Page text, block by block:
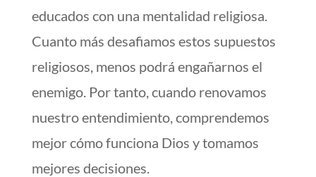
educados con una mentalidad religiosa.
Cuanto más desafiamos estos supuestos
religiosos, menos podrá engañarnos el
enemigo. Por tanto, cuando renovamos
nuestro entendimiento, comprendemos
mejor cómo funciona Dios y tomamos
mejores decisiones.